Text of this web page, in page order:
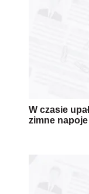
W czasie
zimne napoje